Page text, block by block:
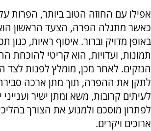
אפילו עם החוזה הטוב ביותר, הפרות
כאשר מתגלה הפרה, הצעד הראשון
באופן מדויק וברור. איסוף ראיות, כגון
תמונות, ועדויות, הוא קריטי להוכחת
הנזקים. לאחר מכן, מומלץ לפנות לצד
לתקן את ההפרה, תוך מתן ארכה סבירה
לעיתים קרובות, משא ומתן ישיר וענייני
לפתרון מוסכם ולמנוע את הצורך
ארוכים ויקרים.